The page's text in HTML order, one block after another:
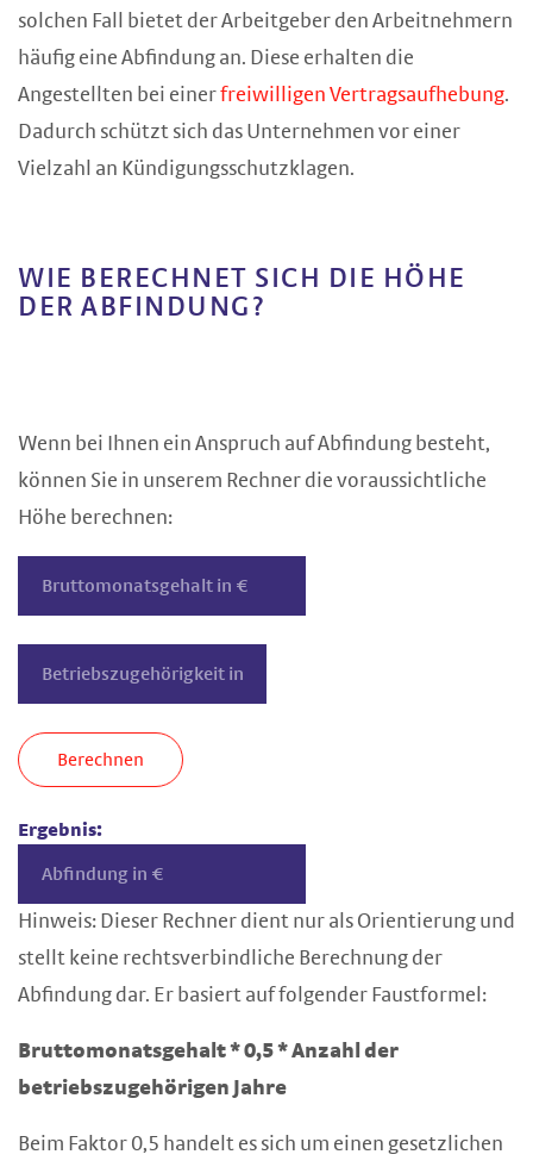
solchen Fall bietet der Arbeitgeber den Arbeitnehmern
häufig eine Abfindung an. Diese erhalten die
Angestellten bei einerfreiwilligen Vertragsaufhebung.
Dadurch schützt sich das Unternehmen vor einer
Vielzahl an Kündigungsschutzklagen.
WIE BERECHNET SICH DIE HÖHE
DER ABFINDUNG?
Wenn bei Ihnen ein Anspruch auf Abfindung besteht,
können Sie in unserem Rechner die voraussichtliche
Höhe berechnen:
Berechnen
Ergebnis:
Hinweis: Dieser Rechner dient nur als Orientierung und
stellt keine rechtsverbindliche Berechnung der
Abfindung dar. Er basiert auf folgender Faustformel:
Bruttomonatsgehalt * 0,5 * Anzahl der
betriebszugehörigen Jahre
Beim Faktor 0,5 handelt es sich um einen gesetzlichen